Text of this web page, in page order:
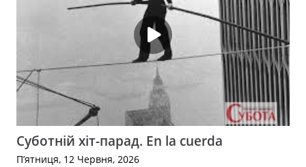
Суботній хіт-парад. En la cuerda
П’ятниця, 12 Червня, 2026